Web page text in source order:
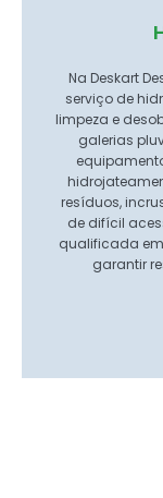
Na Deskart
serviço de
limpeza e
galerias
resíduos,
de difícil
qualificada
garantir